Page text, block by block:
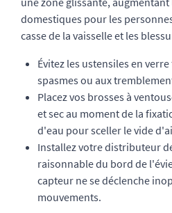
domestiques pour les
casse de la vaisselle et les
Évitez les ustensiles en
spasmes ou aux
Placez vos brosses à
et sec au moment de la
d'eau pour sceller le vide
Installez votre distributeur
raisonnable du bord de
capteur ne se déclenche
mouvements.